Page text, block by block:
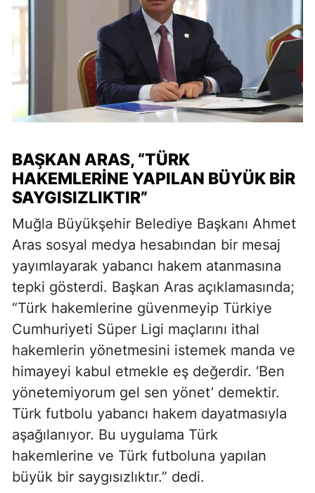
BAŞKAN ARAS, “TÜRK
HAKEMLERINE YAPILAN BÜYÜK BIR
SAYGISIZLIKTIR”
Muğla Büyükşehir Belediye Başkanı Ahmet
Aras sosyal medya hesabından bir mesaj
yayımlayarak yabancı hakem atanmasına
tepki gösterdi. Başkan Aras açıklamasında;
“Türk hakemlerine güvenmeyip Türkiye
Cumhuriyeti Süper Ligi maçlarını ithal
hakemlerin yönetmesini istemek manda ve
himayeyi kabul etmekle eş değerdir. ‘Ben
yönetemiyorum gel sen yönet’ demektir.
Türk futbolu yabancı hakem dayatmasıyla
aşağılanıyor. Bu uygulama Türk
hakemlerine ve Türk futboluna yapılan
büyük bir saygısızlıktır.” dedi.